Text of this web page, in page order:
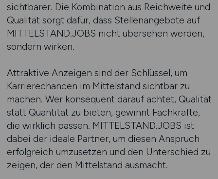
sichtbarer. Die Kombination aus Reichweite und
Qualität sorgt dafür, dass Stellenangebote auf
MITTELSTAND.JOBS nicht übersehen werden,
sondern wirken.
Attraktive Anzeigen sind der Schlüssel, um
Karrierechancen im Mittelstand sichtbar zu
machen. Wer konsequent darauf achtet, Qualität
statt Quantität zu bieten, gewinnt Fachkräfte,
die wirklich passen. MITTELSTAND.JOBS ist
dabei der ideale Partner, um diesen Anspruch
erfolgreich umzusetzen und den Unterschied zu
zeigen, der den Mittelstand ausmacht.